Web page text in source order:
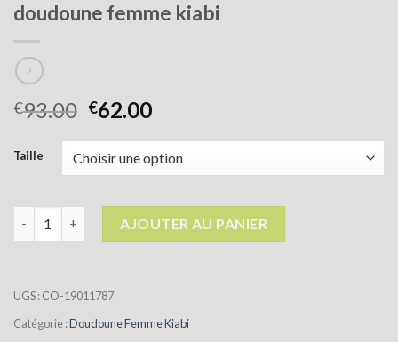
doudoune femme kiabi
€93.00 €62.00
Taille
AJOUTER AU PANIER
UGS :CO-19011787
Catégorie :Doudoune Femme Kiabi